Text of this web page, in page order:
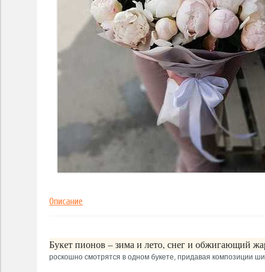
Описание
Букет пионов – зима и лето, снег и обжигающий
роскошно смотрятся в одном букете, придавая композиции